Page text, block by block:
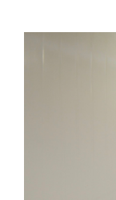
la tranquilidad
proporciona
cualquier
durante las